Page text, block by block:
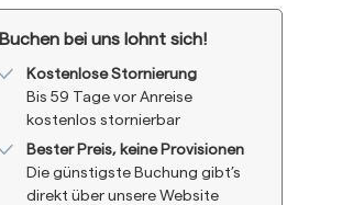
Buchen bei uns lohnt sich!
Kostenlose Stornierung
Bis 59 Tage vor Anreise
kostenlos stornierbar
Bester Preis, keine Provisionen
Die günstigste Buchung gibt’s
direkt über unsere Website